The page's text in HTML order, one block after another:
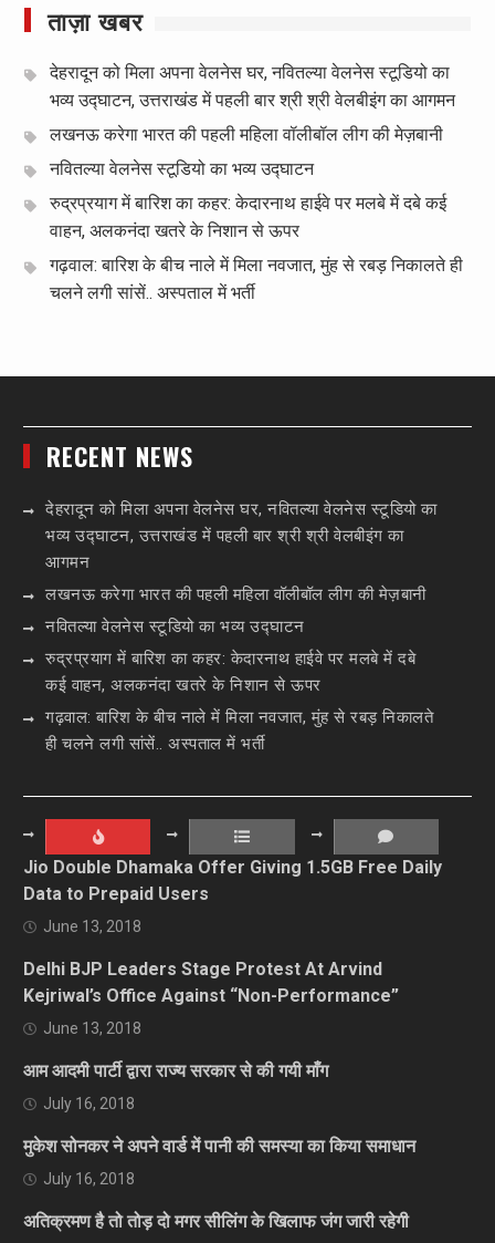
ताज़ा खबर
देहरादून को मिला अपना वेलनेस घर, नवितल्या वेलनेस स्टूडियो का
भव्य उद्घाटन, उत्तराखंड में पहली बार श्री श्री वेलबीइंग का आगमन
लखनऊ करेगा भारत की पहली महिला वॉलीबॉल लीग की मेज़बानी
नवितल्या वेलनेस स्टूडियो का भव्य उद्घाटन
रुद्रप्रयाग में बारिश का कहर: केदारनाथ हाईवे पर मलबे में दबे कई
वाहन, अलकनंदा खतरे के निशान से ऊपर
गढ़वाल: बारिश के बीच नाले में मिला नवजात, मुंह से रबड़ निकालते ही
चलने लगी सांसें.. अस्पताल में भर्ती
RECENT NEWS
देहरादून को मिला अपना वेलनेस घर, नवितल्या वेलनेस स्टूडियो का
भव्य उद्घाटन, उत्तराखंड में पहली बार श्री श्री वेलबीइंग का
आगमन
लखनऊ करेगा भारत की पहली महिला वॉलीबॉल लीग की मेज़बानी
नवितल्या वेलनेस स्टूडियो का भव्य उद्घाटन
रुद्रप्रयाग में बारिश का कहर: केदारनाथ हाईवे पर मलबे में दबे
कई वाहन, अलकनंदा खतरे के निशान से ऊपर
गढ़वाल: बारिश के बीच नाले में मिला नवजात, मुंह से रबड़ निकालते
ही चलने लगी सांसें.. अस्पताल में भर्ती
Jio Double Dhamaka Offer Giving 1.5GB Free Daily
Data to Prepaid Users
June 13, 2018
Delhi BJP Leaders Stage Protest At Arvind
Kejriwal’s Office Against “Non-Performance”
June 13, 2018
आम आदमी पार्टी द्वारा राज्य सरकार से की गयी माँग
July 16, 2018
मुकेश सोनकर ने अपने वार्ड में पानी की समस्या का किया समाधान
July 16, 2018
अतिक्रमण है तो तोड़ दो मगर सीलिंग के खिलाफ जंग जारी रहेगी